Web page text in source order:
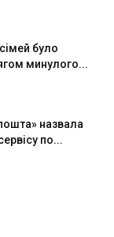
було
минулого...
назвала
по...